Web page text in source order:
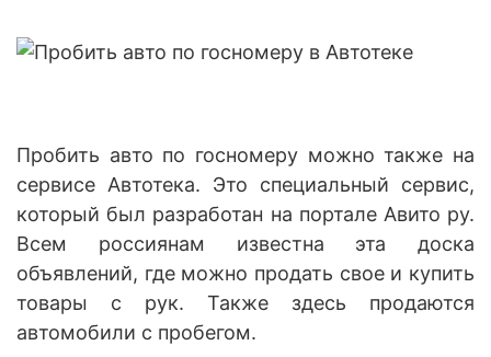
Пробить авто по госномеру можно также на
сервисе Автотека. Это специальный сервис,
который был разработан на портале Авито ру.
Всем россиянам известна эта доска
объявлений, где можно продать свое и купить
товары с рук. Также здесь продаются
автомобили с пробегом.